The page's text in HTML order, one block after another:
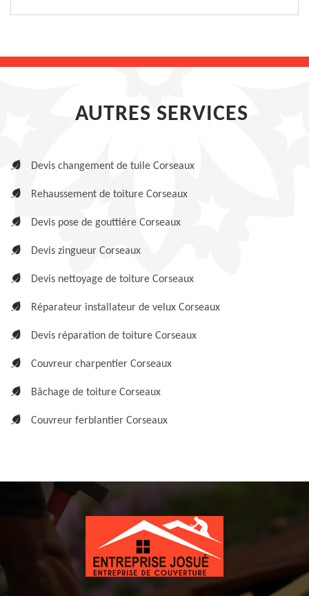
AUTRES SERVICES
Devis changement de tuile Corseaux
Rehaussement de toiture Corseaux
Devis pose de gouttière Corseaux
Devis zingueur Corseaux
Devis nettoyage de toiture Corseaux
Réparateur installateur de velux Corseaux
Devis réparation de toiture Corseaux
Couvreur charpentier Corseaux
Bâchage de toiture Corseaux
Couvreur ferblantier Corseaux